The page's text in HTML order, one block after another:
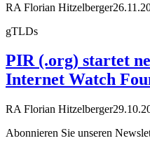
RA Florian Hitzelberger
gTLDs
PIR (.org) startet
Internet Watch
RA Florian Hitzelberger
Abonnieren Sie unseren